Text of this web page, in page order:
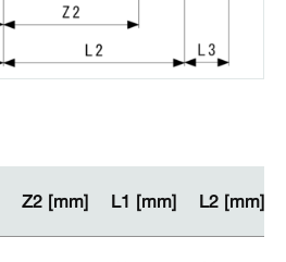
Z2 [mm] L1 [mm] L2 [mm]
Z2 [mm] L1 [mm] L2 [mm]